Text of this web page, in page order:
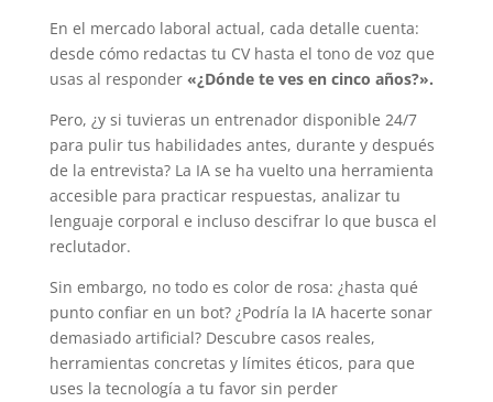
En el mercado laboral actual, cada detalle cuenta:
desde cómo redactas tu CV hasta el tono de voz que
usas al responder«¿Dónde te ves en cinco años?».
Pero, ¿y si tuvieras un entrenador disponible 24/7
para pulir tus habilidades antes, durante y después
de la entrevista? La IA se ha vuelto una herramienta
accesible para practicar respuestas, analizar tu
lenguaje corporal e incluso descifrar lo que busca el
reclutador.
Sin embargo, no todo es color de rosa: ¿hasta qué
punto confiar en un bot? ¿Podría la IA hacerte sonar
demasiado artificial? Descubre casos reales,
herramientas concretas y límites éticos, para que
uses la tecnología a tu favor sin perder